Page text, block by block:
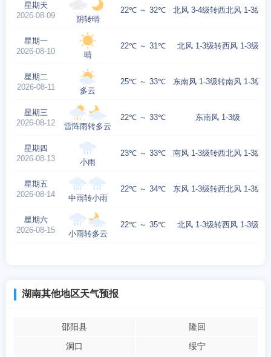
星期天
2026-08-09
阴转晴
22℃ ～ 32℃ 北风 3-4级转西北风 1-3级
星期一
2026-08-10
晴
22℃ ～ 31℃ 北风 1-3级转西风 1-3级
星期二
2026-08-11
多云
25℃ ～ 33℃ 东南风 1-3级转南风 1-3级
星期三
2026-08-12
雷阵雨转多云
22℃ ～ 33℃ 东南风 1-3级
星期四
2026-08-13
小雨
23℃ ～ 33℃ 南风 1-3级转西北风 1-3级
星期五
2026-08-14
中雨转小雨
22℃ ～ 34℃ 东风 1-3级转西北风 1-3级
星期六
2026-08-15
小雨转多云
22℃ ～ 35℃ 北风 1-3级转西风 1-3级
湖南其他地区天气预报
邵阳县
隆回
洞口
绥宁